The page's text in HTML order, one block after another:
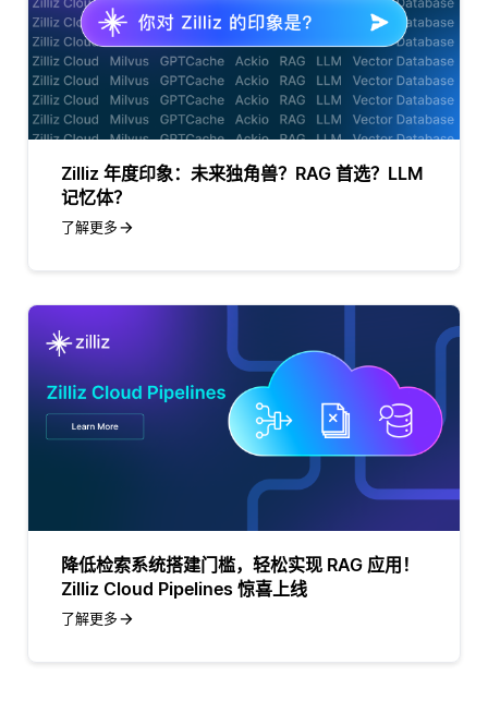
Zilliz 年度印象：未来独角兽？RAG 首选？LLM
记忆体？
了解更多
降低检索系统搭建门槛，轻松实现 RAG 应用！
Zilliz Cloud Pipelines 惊喜上线
了解更多